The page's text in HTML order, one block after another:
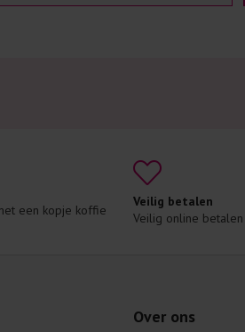
een kopje koffie
Veilig betalen
Veilig online
Over ons